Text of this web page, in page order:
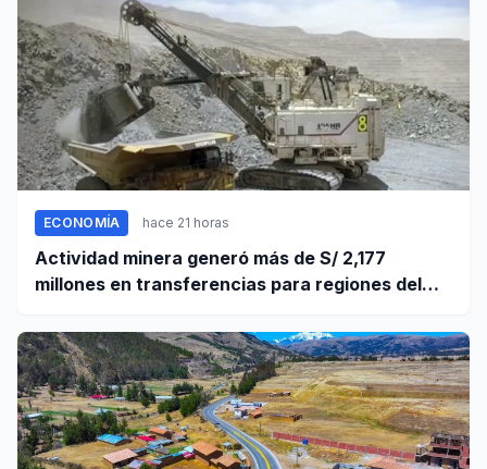
ECONOMÍA hace 21 horas
Actividad minera generó más de S/ 2,177
millones en transferencias para regiones del